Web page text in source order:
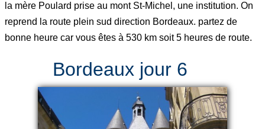
la mère Poulard prise au mont St-Michel, une institution. On
reprend la route plein sud direction Bordeaux. partez de
bonne heure car vous êtes à 530 km soit 5 heures de route.
Bordeaux jour 6